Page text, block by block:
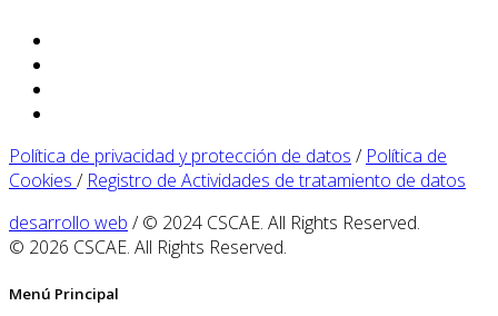
Política de privacidad y protección de datos / Política de
Cookies / Registro de Actividades de tratamiento de datos
desarrollo web / © 2024 CSCAE. All Rights Reserved.
© 2026 CSCAE. All Rights Reserved.
Menú Principal